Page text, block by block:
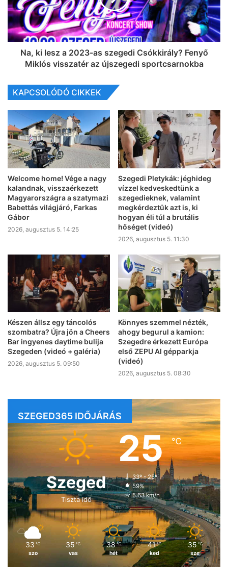
Na, ki lesz a 2023-as szegedi Csókkirály? Fenyő
Miklós visszatér az újszegedi sportcsarnokba
KAPCSOLÓDÓ CIKKEK
Welcome home! Vége a nagy
kalandnak, visszaérkezett
Magyarországra a szatymazi
Babettás világjáró, Farkas
Gábor
2026, augusztus 5. 14:25
Szegedi Pletykák: jéghideg
vízzel kedveskedtünk a
szegedieknek, valamint
megkérdeztük azt is, ki
hogyan éli túl a brutális
hőséget (videó)
2026, augusztus 5. 11:30
Készen állsz egy táncolós
szombatra? Újra jön a Cheers
Bar ingyenes daytime bulija
Szegeden (videó + galéria)
2026, augusztus 5. 09:50
Könnyes szemmel nézték,
ahogy begurul a kamion:
Szegedre érkezett Európa
első ZEPU AI gépparkja
(videó)
2026, augusztus 5. 08:30
SZEGED365 IDŐJÁRÁS
Szeged
Tiszta idő
25℃
33º - 25º
59%
5.63 km/h
33 ℃
szo
35 ℃
vas
38 ℃
hét
41 ℃
ked
35 ℃
sze